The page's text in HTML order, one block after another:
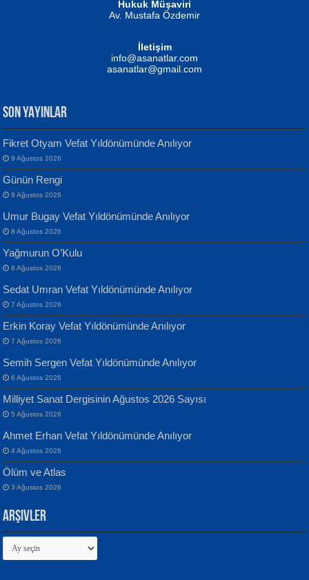
MUSTAFA KELOĞLU
Yarına İz Bırakmak...
ATİLLA ÖZEN
Sultan Olmadan Önce Eyüp...
EKREM KARABABA
MEHMET ALİ BAL
Yılmaz Ekinci
Geceye Söylenen...
Banu Sancak
Defterimden İçeri...
İsmail Aydos
İnkisar...
Ekim Betül Uçar
Hukuk Müşaviri
Av. Mustafa Özdemir
İletişim
info@asanatlar.com
asanatlar@gmail.com
SON YAYINLAR
Fikret Otyam Vefat Yıldönümünde Anılıyor
9 Ağustos 2026
Günün Rengi
9 Ağustos 2026
Umur Bugay Vefat Yıldönümünde Anılıyor
8 Ağustos 2026
Yağmurun O’Kulu
8 Ağustos 2026
Sedat Umran Vefat Yıldönümünde Anılıyor
7 Ağustos 2026
Erkin Koray Vefat Yıldönümünde Anılıyor
7 Ağustos 2026
Semih Sergen Vefat Yıldönümünde Anılıyor
6 Ağustos 2026
Milliyet Sanat Dergisinin Ağustos 2026 Sayısı
5 Ağustos 2026
Ahmet Erhan Vefat Yıldönümünde Anılıyor
4 Ağustos 2026
Ölüm ve Atlas
3 Ağustos 2026
Arşivler
Arşivler